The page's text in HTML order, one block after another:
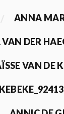
ANNA
DER
VAN DE